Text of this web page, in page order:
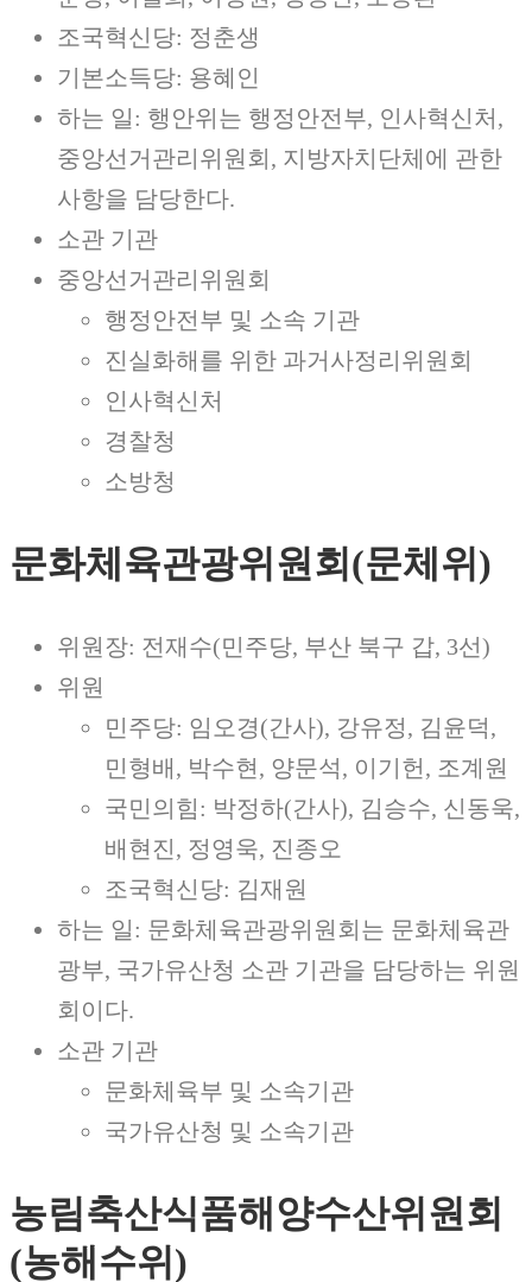
조국혁신당: 정춘생
기본소득당: 용혜인
하는 일: 행안위는 행정안전부, 인사혁신처,
중앙선거관리위원회, 지방자치단체에 관한
사항을 담당한다.
소관 기관
중앙선거관리위원회
행정안전부 및 소속 기관
진실화해를 위한 과거사정리위원회
인사혁신처
경찰청
소방청
문화체육관광위원회(문체위)
위원장: 전재수(민주당, 부산 북구 갑, 3선)
위원
민주당: 임오경(간사), 강유정, 김윤덕,
민형배, 박수현, 양문석, 이기헌, 조계원
국민의힘: 박정하(간사), 김승수, 신동욱,
배현진, 정영욱, 진종오
조국혁신당: 김재원
하는 일: 문화체육관광위원회는 문화체육관
광부, 국가유산청 소관 기관을 담당하는 위원
회이다.
소관 기관
문화체육부 및 소속기관
국가유산청 및 소속기관
농림축산식품해양수산위원회
(농해수위)